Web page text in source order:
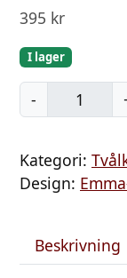
395 kr
I lager
-
v
l
h
Kategori:
Design:
Beskrivning